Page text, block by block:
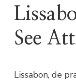
See
Lissabon, de